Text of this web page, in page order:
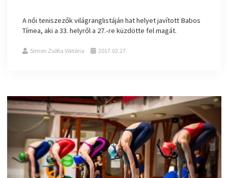
A női teniszezők világranglistáján hat helyet javított Babos
Tímea, aki a 33. helyről a 27.-re küzdötte fel magát.
Simon Zsófia Viktória 2017.02.27.